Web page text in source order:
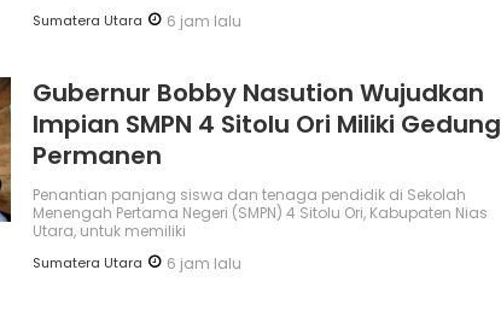
Sumatera Utara 6 jam lalu
Gubernur Bobby Nasution Wujudkan
Impian SMPN 4 Sitolu Ori Miliki Gedung
Permanen
Penantian panjang siswa dan tenaga pendidik di Sekolah
Menengah Pertama Negeri (SMPN) 4 Sitolu Ori, Kabupaten Nias
Utara, untuk memiliki
Sumatera Utara 6 jam lalu